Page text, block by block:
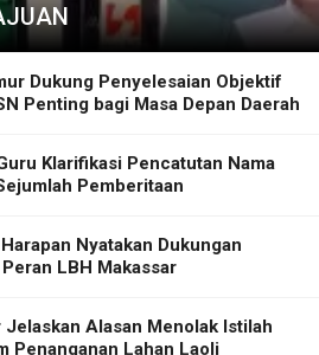
Dukung Penyelesaian Objektif
Penting bagi Masa Depan Daerah
Klarifikasi Pencatutan Nama
Pemberitaan
Nyatakan Dukungan
LBH Makassar
Alasan Menolak Istilah
Penanganan Lahan Laoli